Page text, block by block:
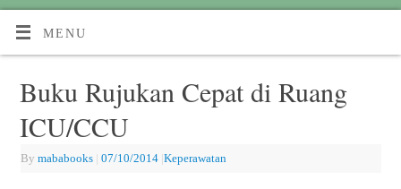
MENU
Buku Rujukan Cepat di Ruang
ICU/CCU
By mababooks | 07/10/2014 |Keperawatan